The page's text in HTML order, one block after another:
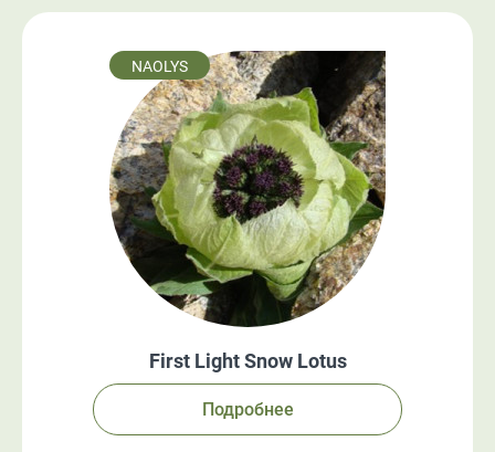
NAOLYS
First Light Snow Lotus
Подробнее